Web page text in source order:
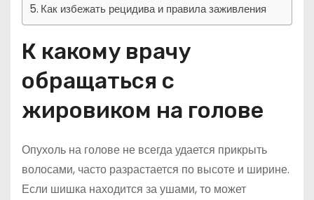
Как избежать рецидива и правила заживления
К какому врачу
обращаться с
жировиком на голове
Опухоль на голове не всегда удается прикрыть
волосами, часто разрастается по высоте и ширине.
Если шишка находится за ушами, то может